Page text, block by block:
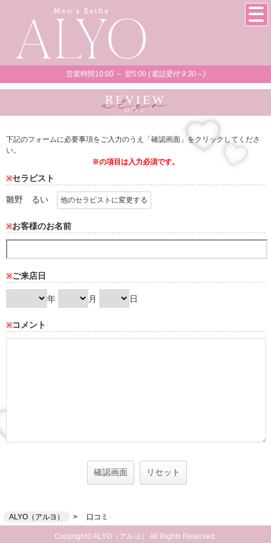
営業時間10:00 ～ 翌5:00 (電話受付 9:30～)
REVIEW
口コミ
下記のフォームに必要事項をご入力のうえ「確認画面」をクリックしてくださ
い。
※の項目は入力必須です。
※セラピスト
雛野 るい 他のセラピストに変更する
※お客様のお名前
※ご来店日
年 月 日
※コメント
ALYO（アルヨ） 口コミ
Copyright© ALYO（アルヨ） All Rights Reserved.